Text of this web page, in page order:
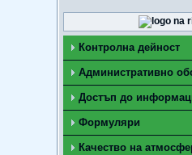
Контролна дейност
Административно
Достъп до
Формуляри
Качество на